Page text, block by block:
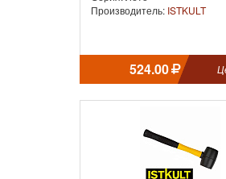
Производитель: ISTKULT
524.00